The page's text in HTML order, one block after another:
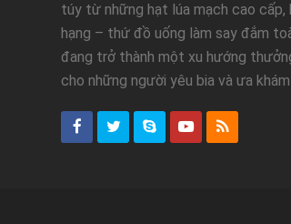
túy từ những hạt lúa mạch cao cấp,
hạng – thứ đồ uống làm say đắm
đang trở thành một xu hướng
cho những người yêu bia và ưa
Facebook
TwitterSkypeYoutube
RSS